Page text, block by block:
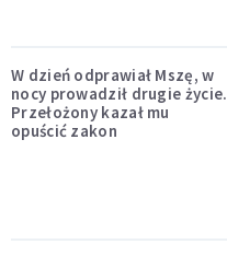
W dzień odprawiał Mszę, w
nocy prowadził drugie życie.
Przełożony kazał mu
opuścić zakon